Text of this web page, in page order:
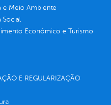
e Meio Ambiente
Social
Econômico e Turismo
E REGULARIZAÇÃO